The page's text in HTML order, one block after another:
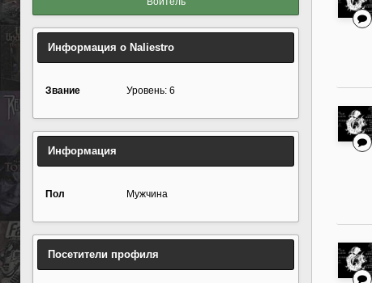
Информация о Naliestro
Звание Уровень: 6
Информация
Пол Мужчина
Посетители профиля